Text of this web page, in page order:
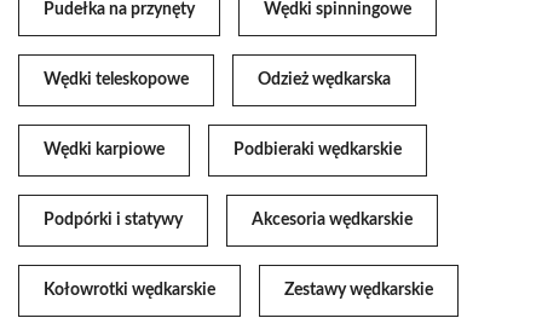
Pudełka na przynęty Wędki spinningowe
Wędki teleskopowe Odzież wędkarska
Wędki karpiowe Podbieraki wędkarskie
Podpórki i statywy Akcesoria wędkarskie
Kołowrotki wędkarskie Zestawy wędkarskie